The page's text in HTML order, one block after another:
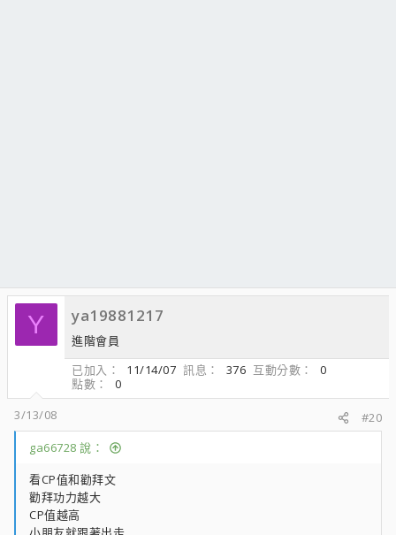
Y ya19881217
進階會員
已加入
11/14/07 訊息 376 互動分數
0
點數
0
3/13/08
#20
ga66728 說：
看CP值和勸拜文
勸拜功力越大
CP值越高